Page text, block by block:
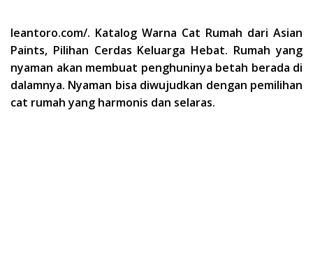
leantoro.com/. Katalog Warna Cat Rumah dari Asian
Paints, Pilihan Cerdas Keluarga Hebat. Rumah yang
nyaman akan membuat penghuninya betah berada di
dalamnya. Nyaman bisa diwujudkan dengan pemilihan
cat rumah yang harmonis dan selaras.